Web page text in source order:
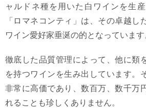
ャルドネ種を用いた白ワインを生
「ロマネコンティ」は、その卓越し
ワイン愛好家垂涎の的となっています
徹底した品質管理によって、他に類
を持つワインを生み出しています。
非常に高価であり、数百万、数千万
れることも珍しくありません。